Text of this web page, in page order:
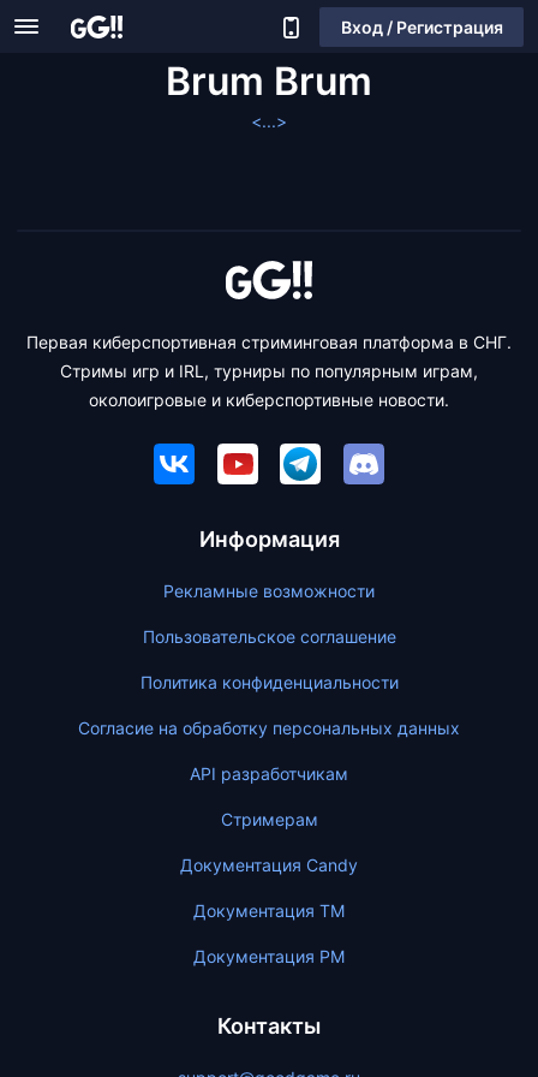
Вход / Регистрация
Brum Brum
<...>
Первая киберспортивная стриминговая платформа в СНГ.
Стримы игр и IRL, турниры по популярным играм,
околоигровые и киберспортивные новости.
Информация
Рекламные возможности
Пользовательское соглашение
Политика конфиденциальности
Согласие на обработку персональных данных
API разработчикам
Стримерам
Документация Candy
Документация ТМ
Документация PM
Контакты